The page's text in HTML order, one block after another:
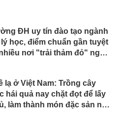
ĐH uy tín đào tạo ngành
lý học, điểm chuẩn gần tuyệt
nơi "trải thảm đỏ" ngay
lạ ở Việt Nam: Trồng cây
hái quả nay chặt đọt để lấy
làm thành món đặc sản nổi